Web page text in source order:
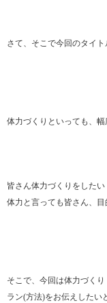
さて、そこで今回のタイ
体力づくりといっても、幅
皆さん体力づくりをした
体力と言っても皆さん、目
そこで、今回は体力づく
ラン(方法)をお伝えしたい